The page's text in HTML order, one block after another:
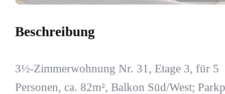
Beschreibung
3½-Zimmerwohnung Nr. 31, Etage 3, für 5
Personen, ca. 82m², Balkon Süd/West;